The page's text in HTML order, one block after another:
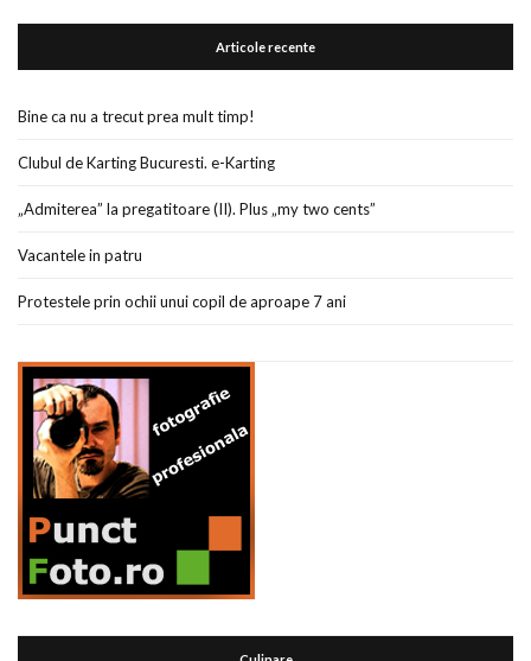
Articole recente
Bine ca nu a trecut prea mult timp!
Clubul de Karting Bucuresti. e-Karting
„Admiterea” la pregatitoare (II). Plus „my two cents”
Vacantele in patru
Protestele prin ochii unui copil de aproape 7 ani